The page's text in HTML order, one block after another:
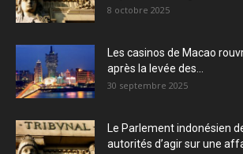
8 octobre 2025
Les casinos de Macao
après la levée des...
30 septembre 2025
Le Parlement indonésien
autorités d’agir sur une